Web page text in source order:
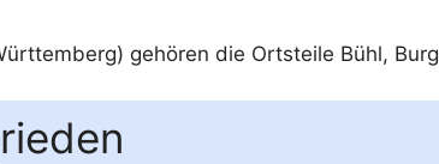
gehören die Ortsteile Bühl,